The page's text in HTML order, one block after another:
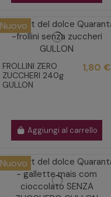
Nuovo
FROLLINI ZERO
ZUCCHERI 240g
GULLON
1,80 €
Aggiungi al carrello
Nuovo